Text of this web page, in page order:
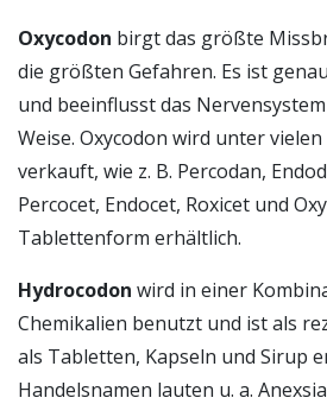
Oxycodon birgt das größte
die größten Gefahren. Es ist
und beeinflusst das
Weise. Oxycodon wird unter
verkauft, wie z. B. Percodan,
Percocet, Endocet, Roxicet und
Tablettenform erhältlich.
Hydrocodon wird in einer
Chemikalien benutzt und ist als
als Tabletten, Kapseln und Sirup
Handelsnamen lauten u. a.